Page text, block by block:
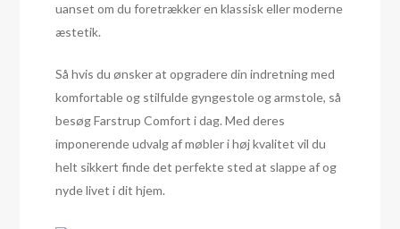
uanset om du foretrækker en klassisk eller moderne
æstetik.
Så hvis du ønsker at opgradere din indretning med
komfortable og stilfulde gyngestole og armstole, så
besøg Farstrup Comfort i dag. Med deres
imponerende udvalg af møbler i høj kvalitet vil du
helt sikkert finde det perfekte sted at slappe af og
nyde livet i dit hjem.